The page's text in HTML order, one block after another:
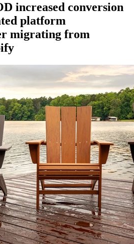
increased conversion
platform
migrating from